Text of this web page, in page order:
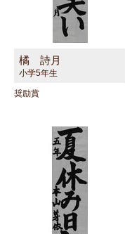
橘 詩月
小学5年生
奨励賞